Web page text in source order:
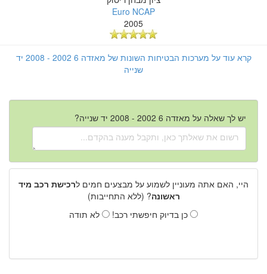
Euro NCAP
2005
קרא עוד על מערכות הבטיחות השונות של מאזדה 6 2002 - 2008 יד
שנייה
יש לך שאלה על מאזדה 6 2002 - 2008 יד שנייה?
היי, האם אתה מעוניין לשמוע על מבצעים חמים לרכישת רכב מיד
ראשונה? (ללא התחייבות)
כן בדיוק חיפשתי רכב!
לא תודה